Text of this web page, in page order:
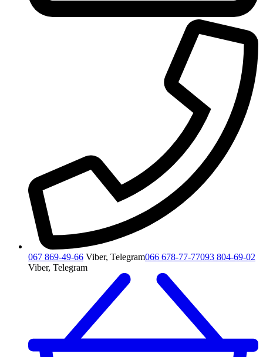
067 869-49-66 Viber, Telegram066 678-77-77093 804-69-02
Viber, Telegram